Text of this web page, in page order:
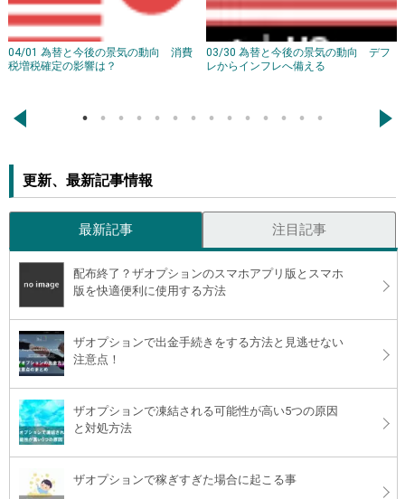
04/01 為替と今後の景気の動向 消費
税増税確定の影響は？
03/30 為替と今後の景気の動向 デフ
レからインフレへ備える
← →
更新、最新記事情報
最新記事 注目記事
配布終了？ザオプションのスマホアプリ版とスマホ
版を快適便利に使用する方法
ザオプションで出金手続きをする方法と見逃せない
注意点！
ザオプションで凍結される可能性が高い5つの原因
と対処方法
ザオプションで稼ぎすぎた場合に起こる事